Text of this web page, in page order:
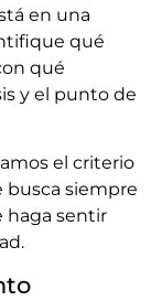
en una
qué
qué
y el punto de
el criterio
busca siempre
haga sentir